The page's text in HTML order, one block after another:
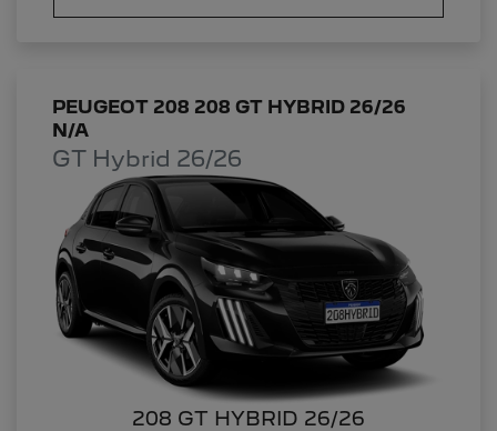
PEUGEOT 208 208 GT HYBRID 26/26
N/A
GT Hybrid 26/26
208 GT HYBRID 26/26